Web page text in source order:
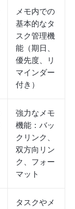
メモ内での
基本的なタ
スク管理機
能（期日、
優先度、リ
マインダー
付き）
強力なメモ
機能：バッ
クリンク、
双方向リン
ク、フォー
マット
タスクやメ